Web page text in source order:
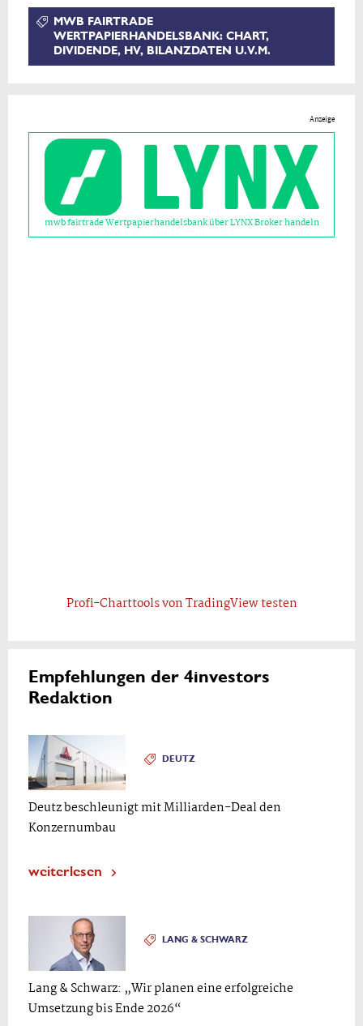
MWB FAIRTRADE
WERTPAPIERHANDELSBANK: CHART,
DIVIDENDE, HV, BILANZDATEN U.V.M.
Anzeige
mwb fairtrade Wertpapierhandelsbank über LYNX Broker handeln
Profi-Charttools von TradingView testen
Empfehlungen der 4investors
Redaktion
DEUTZ
Deutz beschleunigt mit Milliarden-Deal den
Konzernumbau
weiterlesen
LANG & SCHWARZ
Lang & Schwarz: „Wir planen eine erfolgreiche
Umsetzung bis Ende 2026“